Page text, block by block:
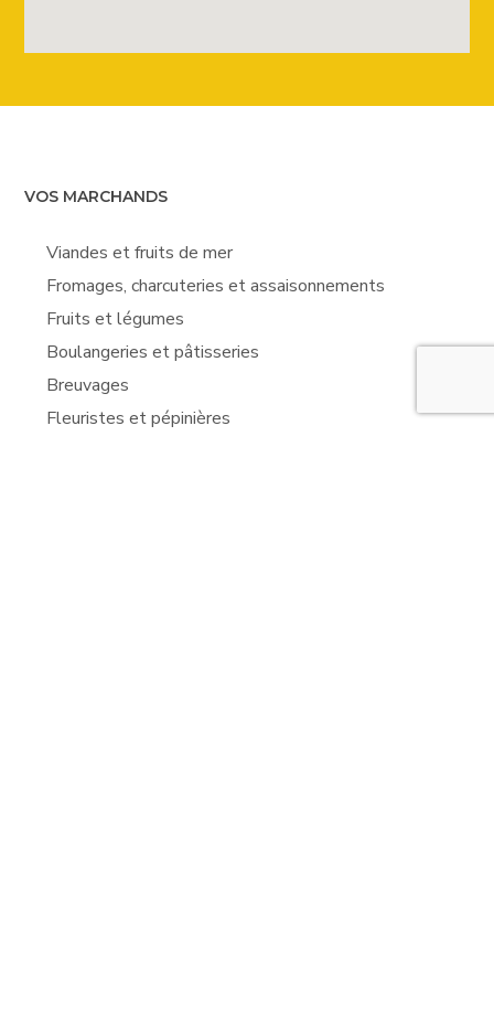
VOS MARCHANDS
Viandes et fruits de mer
Fromages, charcuteries et assaisonnements
Fruits et légumes
Boulangeries et pâtisseries
Breuvages
Fleuristes et pépinières